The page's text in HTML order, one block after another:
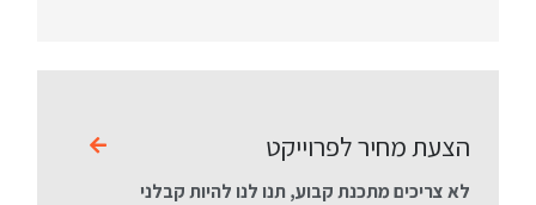
הצעת מחיר לפרוייקט
לא צריכים מתכנת קבוע, תנו לנו להיות קבלני